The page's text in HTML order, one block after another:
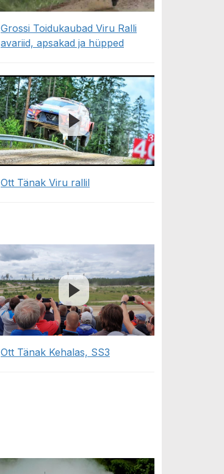
Grossi Toidukaubad Viru Ralli
avariid, apsakad ja hüpped
Ott Tänak Viru rallil
Ott Tänak Kehalas, SS3